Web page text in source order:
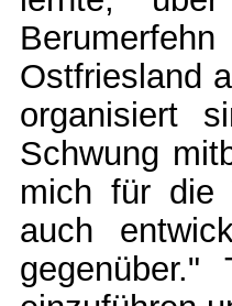
Ostfriesland
organisiert
Schwung
mich für die
auch